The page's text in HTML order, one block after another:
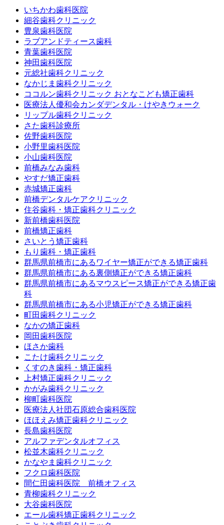
いちかわ歯科医院
細谷歯科クリニック
豊泉歯科医院
ラブアンドティース歯科
青葉歯科医院
神田歯科医院
元総社歯科クリニック
なかじま歯科クリニック
ココルン歯科クリニック おとなこども矯正歯科
医療法人優和会カンダデンタル・けやきウォーク
リップル歯科クリニック
さた歯科診療所
佐野歯科医院
小野里歯科医院
小山歯科医院
前橋みなみ歯科
やすだ矯正歯科
赤城矯正歯科
前橋デンタルケアクリニック
住谷歯科・矯正歯科クリニック
新前橋歯科医院
前橋矯正歯科
さいとう矯正歯科
もり歯科・矯正歯科
群馬県前橋市にあるワイヤー矯正ができる矯正歯科
群馬県前橋市にある裏側矯正ができる矯正歯科
群馬県前橋市にあるマウスピース矯正ができる矯正歯
科
群馬県前橋市にある小児矯正ができる矯正歯科
町田歯科クリニック
なかの矯正歯科
岡田歯科医院
ほさか歯科
こたけ歯科クリニック
くすのき歯科・矯正歯科
上村矯正歯科クリニック
かがみ歯科クリニック
柳町歯科医院
医療法人社団石原総合歯科医院
ほほえみ矯正歯科クリニック
長島歯科医院
アルファデンタルオフィス
松並木歯科クリニック
かなやま歯科クリニック
フクロ歯科医院
間仁田歯科医院 前橋オフィス
青柳歯科クリニック
大谷歯科医院
エール歯科矯正歯科クリニック